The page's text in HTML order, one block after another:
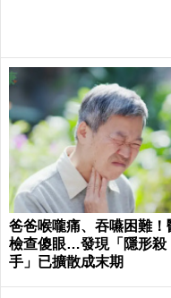
爸爸喉嚨痛、吞嚥困難！
檢查傻眼…發現「隱形殺
手」已擴散成末期